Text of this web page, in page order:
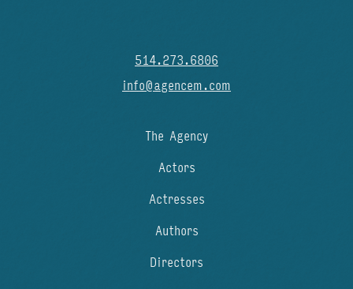
514.273.6806
info@agencem.com
The Agency
Actors
Actresses
Authors
Directors